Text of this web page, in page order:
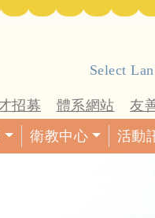
Select
招募 體系網站
友
衛教中心 活動